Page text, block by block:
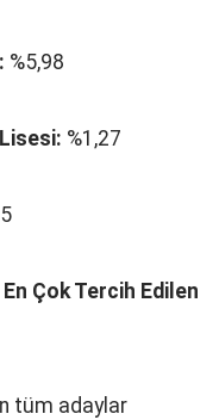
%5,98
%1,27
Çok Tercih Edilen
tüm adaylar